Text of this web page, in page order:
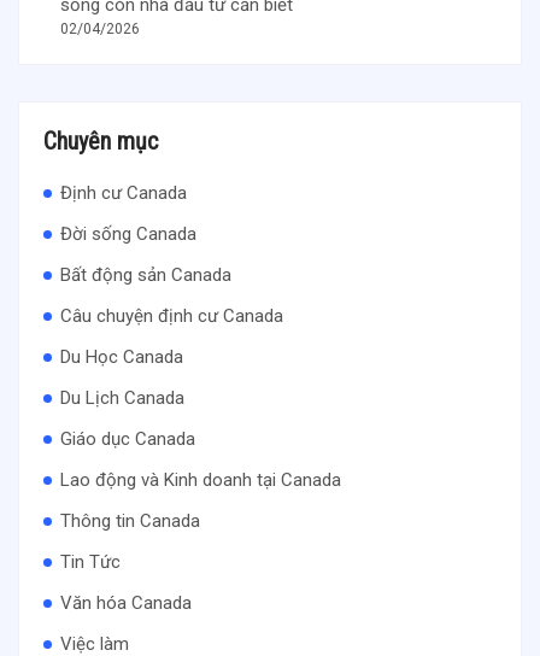
sống còn nhà đầu tư cần biết
02/04/2026
Chuyên mục
Định cư Canada
Đời sống Canada
Bất động sản Canada
Câu chuyện định cư Canada
Du Học Canada
Du Lịch Canada
Giáo dục Canada
Lao động và Kinh doanh tại Canada
Thông tin Canada
Tin Tức
Văn hóa Canada
Việc làm